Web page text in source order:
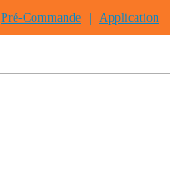
Pré-Commande Application